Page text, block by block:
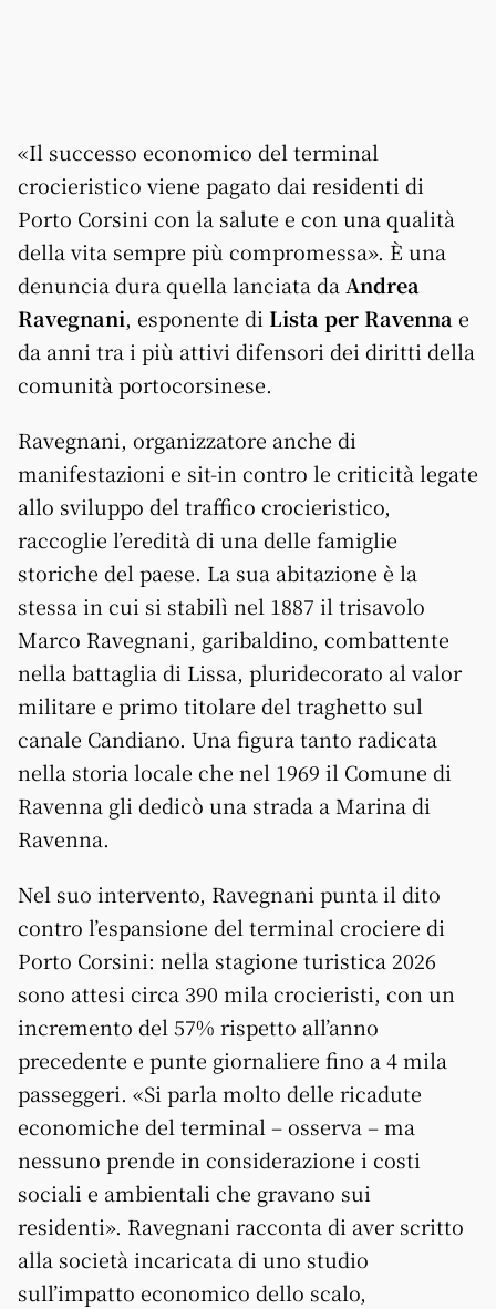
«Il successo economico del terminal
crocieristico viene pagato dai residenti di
Porto Corsini con la salute e con una qualità
della vita sempre più compromessa». È una
denuncia dura quella lanciata da Andrea
Ravegnani, esponente di Lista per Ravenna e
da anni tra i più attivi difensori dei diritti della
comunità portocorsinese.
Ravegnani, organizzatore anche di
manifestazioni e sit-in contro le criticità legate
allo sviluppo del traffico crocieristico,
raccoglie l’eredità di una delle famiglie
storiche del paese. La sua abitazione è la
stessa in cui si stabilì nel 1887 il trisavolo
Marco Ravegnani, garibaldino, combattente
nella battaglia di Lissa, pluridecorato al valor
militare e primo titolare del traghetto sul
canale Candiano. Una figura tanto radicata
nella storia locale che nel 1969 il Comune di
Ravenna gli dedicò una strada a Marina di
Ravenna.
Nel suo intervento, Ravegnani punta il dito
contro l’espansione del terminal crociere di
Porto Corsini: nella stagione turistica 2026
sono attesi circa 390 mila crocieristi, con un
incremento del 57% rispetto all’anno
precedente e punte giornaliere fino a 4 mila
passeggeri. «Si parla molto delle ricadute
economiche del terminal – osserva – ma
nessuno prende in considerazione i costi
sociali e ambientali che gravano sui
residenti». Ravegnani racconta di aver scritto
alla società incaricata di uno studio
sull’impatto economico dello scalo,